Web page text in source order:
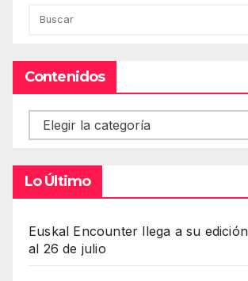
Contenidos
Contenidos
Lo Último
Euskal Encounter llega a su
al 26 de julio